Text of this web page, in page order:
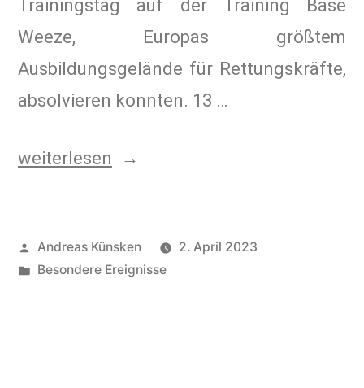
Trainingstag auf der Training Base
Weeze, Europas größtem
Ausbildungsgelände für Rettungskräfte,
absolvieren konnten. 13 …
weiterlesen
Andreas Künsken
2. April 2023
Besondere Ereignisse